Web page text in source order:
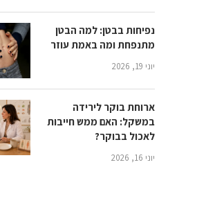
נפיחות בבטן: למה הבטן
מתנפחת ומה באמת עוזר
יוני 19, 2026
ארוחת בוקר לירידה
במשקל: האם ממש חייבות
לאכול בבוקר?
יוני 16, 2026